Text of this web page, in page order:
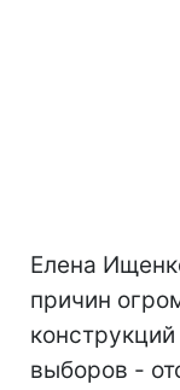
Елена
причин
выборов -